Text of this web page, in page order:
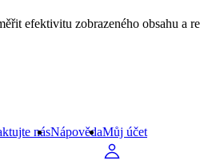
efektivitu zobrazeného obsahu a
násNápovědaMůj účet